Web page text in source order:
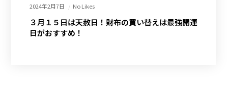
2024年2月7日 No Likes
３月１５日は天赦日！財布の買い替えは最強開運
日がおすすめ！